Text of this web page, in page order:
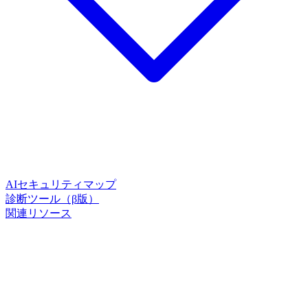
AIセキュリティマップ
診断ツール（β版）
関連リソース